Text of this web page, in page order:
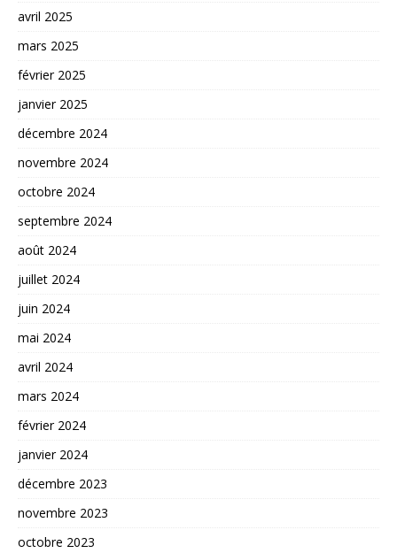
avril 2025
mars 2025
février 2025
janvier 2025
décembre 2024
novembre 2024
octobre 2024
septembre 2024
août 2024
juillet 2024
juin 2024
mai 2024
avril 2024
mars 2024
février 2024
janvier 2024
décembre 2023
novembre 2023
octobre 2023